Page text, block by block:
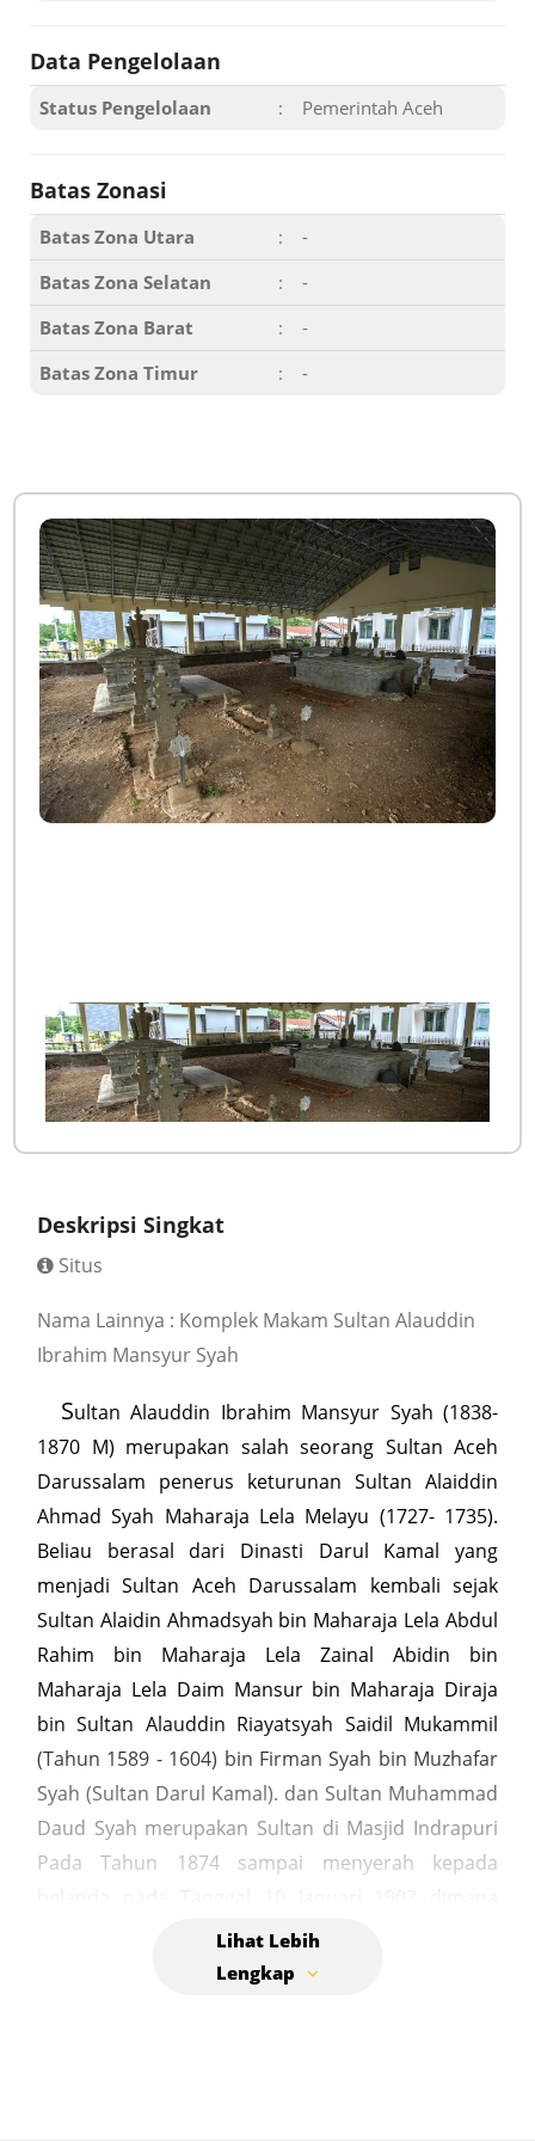
Data Pengelolaan
Status Pengelolaan : Pemerintah Aceh
Batas Zonasi
Batas Zona Utara :
-
Batas Zona Selatan
:
-
Batas Zona Barat
:
-
Batas Zona Timur
: -
Deskripsi Singkat
Situs
Nama Lainnya : Komplek Makam Sultan Alauddin
Ibrahim Mansyur Syah
Sultan Alauddin Ibrahim Mansyur Syah (1838-
1870 M) merupakan salah seorang Sultan Aceh
Darussalam penerus keturunan Sultan Alaiddin
Ahmad Syah Maharaja Lela Melayu (1727- 1735).
Beliau berasal dari Dinasti Darul Kamal yang
menjadi Sultan Aceh Darussalam kembali sejak
Sultan Alaidin Ahmadsyah bin Maharaja Lela Abdul
Rahim bin Maharaja Lela Zainal Abidin bin
Maharaja Lela Daim Mansur bin Maharaja Diraja
bin Sultan Alauddin Riayatsyah Saidil Mukammil
(Tahun 1589 - 1604) bin Firman Syah bin Muzhafar
Syah (Sultan Darul Kamal). dan Sultan Muhammad
Daud Syah merupakan Sultan di Masjid Indrapuri
Pada Tahun 1874 sampai menyerah kepada
kemudian ia di asingkan oleh Hindia Belanda ke
Ambon dan Terakhir di pindah ke Batavia sampai